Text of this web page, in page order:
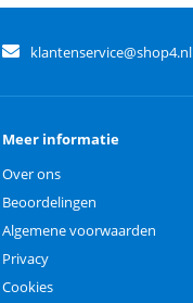
klantenservice@shop4.nl
Meer informatie
Over ons
Beoordelingen
Algemene voorwaarden
Privacy
Cookies